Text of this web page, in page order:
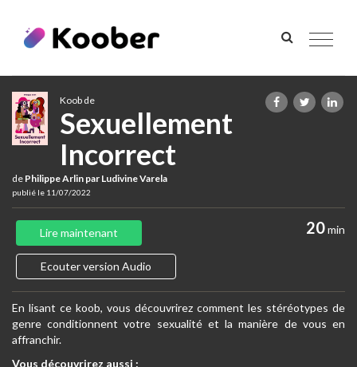
Toggle
Koob de
Sexuellement
Incorrect
de Philippe Arlin par Ludivine Varela
publié le 11/07/2022
20min
Lire maintenant
Ecouter version Audio
En lisant ce koob, vous découvrirez comment les stéréotypes de
genre conditionnent votre sexualité et la manière de vous en
affranchir.
Vous découvrirez aussi :